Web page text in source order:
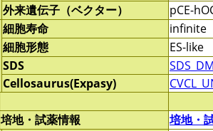
外来遺伝子（ベクター）
pCE-
細胞寿命
infinite
細胞形態
ES-like
SDS
Cellosaurus(Expasy)
培地・試薬情報
培地・